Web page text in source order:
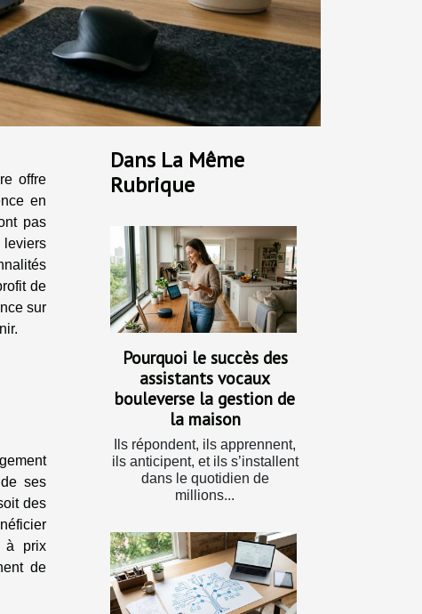
offre
en
pas
leviers
de
sur
ses
des
à prix
de
Dans La Même
Rubrique
Pourquoi le succès des
assistants vocaux
bouleverse la gestion de
la maison
Ils répondent, ils apprennent,
ils anticipent, et ils s’installent
dans le quotidien de
millions...